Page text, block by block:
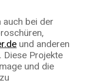
bei der
und anderen
Diese Projekte
und die